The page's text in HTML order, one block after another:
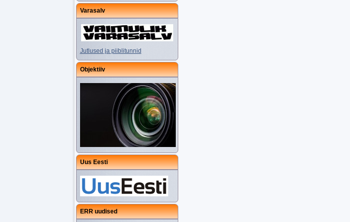
Varasalv
Jutlused ja piiblitunnid
Objektiiv
Uus Eesti
ERR uudised